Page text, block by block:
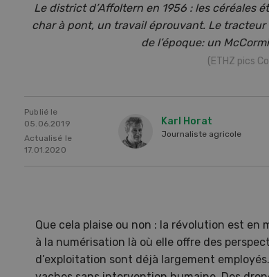
Le district d’Affoltern en 1956 : les céréales
char à pont, un travail éprouvant. Le
de l’époque: un
(ETHZ pics
Publié le
05.06.2019
Actualisé le
17.01.2020
Karl Horat
Journaliste agricole
Que cela plaise ou non : la révolution est en
à la numérisation là où elle offre des
d’exploitation sont déjà largement
Une ferme entre de